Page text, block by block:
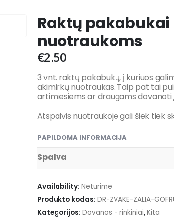
Raktų pakabukai
nuotraukoms
€2.50
3 vnt. raktų pakabukų, į kuriuos
akimirkų nuotraukas. Taip pat tai
artimiesiems ar draugams dovanoti
Atspalvis nuotraukoje gali šiek tiek
PAPILDOMA INFORMACIJA
Spalva
Availability: Neturime
Produkto kodas: DR-ZVAKE-ZALIA-
Kategorijos: Dovanos - rinkiniai,Kita